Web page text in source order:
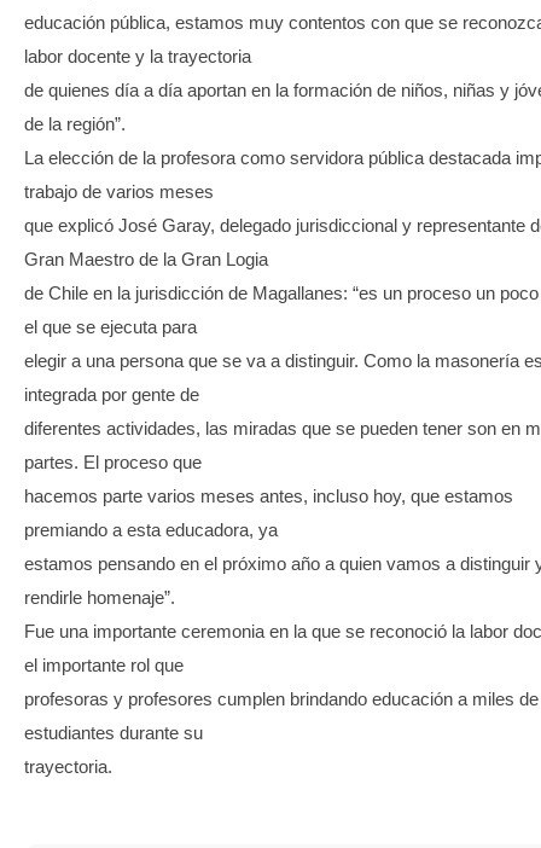
educación pública, estamos muy contentos con que se
labor docente y la trayectoria
de quienes día a día aportan en la formación de niños, niñas y
de la región”.
La elección de la profesora como servidora pública destacada
trabajo de varios meses
que explicó José Garay, delegado jurisdiccional y representante
Gran Maestro de la Gran Logia
de Chile en la jurisdicción de Magallanes: “es un proceso un
el que se ejecuta para
elegir a una persona que se va a distinguir. Como la masonería
integrada por gente de
diferentes actividades, las miradas que se pueden tener son en
partes. El proceso que
hacemos parte varios meses antes, incluso hoy, que estamos
premiando a esta educadora, ya
estamos pensando en el próximo año a quien vamos a distinguir
rendirle homenaje”.
Fue una importante ceremonia en la que se reconoció la labor
el importante rol que
profesoras y profesores cumplen brindando educación a miles de
estudiantes durante su
trayectoria.